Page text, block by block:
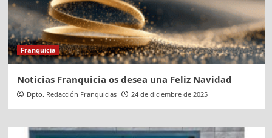
Franquicia
Noticias Franquicia os desea una Feliz Navidad
Dpto. Redacción Franquicias 24 de diciembre de 2025